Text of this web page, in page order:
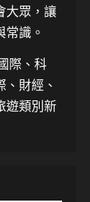
大眾，讓
識。
際、科
財經、
遊類別新